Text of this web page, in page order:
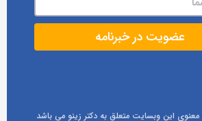
این وبسایت متعلق به دکتر زینو می باشد